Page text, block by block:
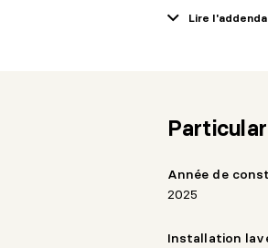
et conviviale.
Lire
Année de
2025
Installation